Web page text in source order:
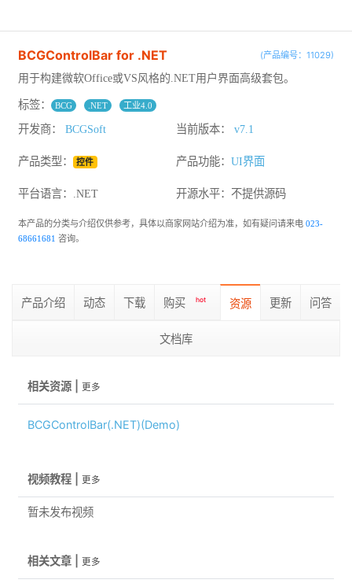
BCGControlBar for .NET (产品编号：11029)
用于构建微软Office或VS风格的.NET用户界面高级套包。
标签： BCG .NET 工业4.0
开发商： BCGSoft 当前版本： v7.1
产品类型： 控件 产品功能： UI界面
平台语言：.NET 开源水平： 不提供源码
本产品的分类与介绍仅供参考，具体以商家网站介绍为准，如有疑问请来电 023-
68661681 咨询。
产品介绍 动态 下载 购买 hot 资源 更新 问答
文档库
相关资源 | 更多
BCGControlBar(.NET)(Demo)
视频教程 | 更多
暂未发布视频
相关文章 | 更多